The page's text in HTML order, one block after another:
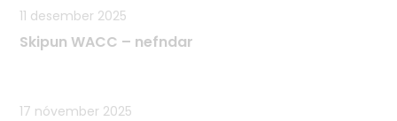
11 desember 2025
Skipun WACC – nefndar
17 nóvember 2025